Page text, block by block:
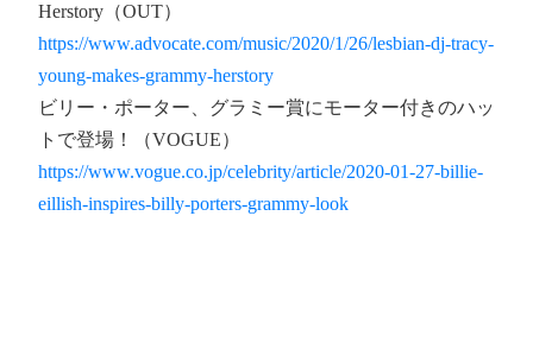
Herstory（OUT）
https://www.advocate.com/music/2020/1/26/lesbian-dj-tracy-
young-makes-grammy-herstory
ビリー・ポーター、グラミー賞にモーター付きのハッ
トで登場！（VOGUE）
https://www.vogue.co.jp/celebrity/article/2020-01-27-billie-
eillish-inspires-billy-porters-grammy-look